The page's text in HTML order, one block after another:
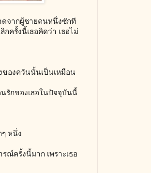
ดจากผู้ชายคนหนึ่งซักที
ครั้งนี้เธอคิดว่า เธอไม่
ของควันนั้นเป็นเหมือน
รักของเธอในปัจจุบันนี้
หนึ่ง
รณ์ครั้งนี้มาก เพราะเธอ